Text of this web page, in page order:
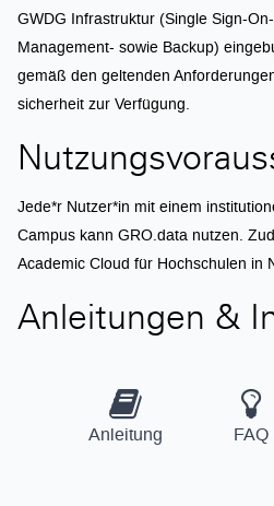
GWDG Infrastruktur (Single Sign-
Management- sowie Backup)
gemäß den geltenden
sicherheit zur Verfügung.
Jede*r Nutzer*in mit einem
Campus kann GRO.data nutzen.
Academic Cloud für Hochschulen in
Anleitungen &
Anleitung FAQ